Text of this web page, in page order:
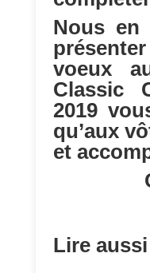
Nous en
voeux
Classic
2019
qu’aux
et
Lire aussi